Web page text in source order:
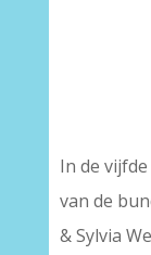
In de vijfde
van de
& Sylvia